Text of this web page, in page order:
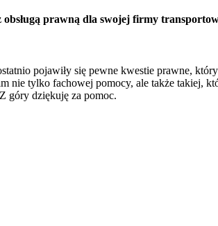
obsługą prawną dla swojej firmy
pojawiły się pewne kwestie prawne,
nie tylko fachowej pomocy, ale także takiej,
góry dziękuję za pomoc.